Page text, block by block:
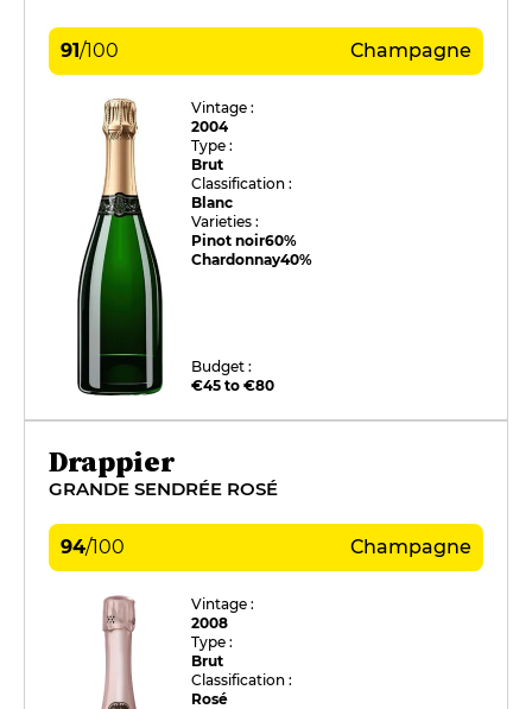
91/100 Champagne
Vintage :
2004
Type :
Brut
Classification :
Blanc
Varieties :
Pinot noir60%
Chardonnay40%
Budget :
€45 to €80
Drappier
GRANDE SENDRÉE ROSÉ
94/100 Champagne
Vintage :
2008
Type :
Brut
Classification :
Rosé